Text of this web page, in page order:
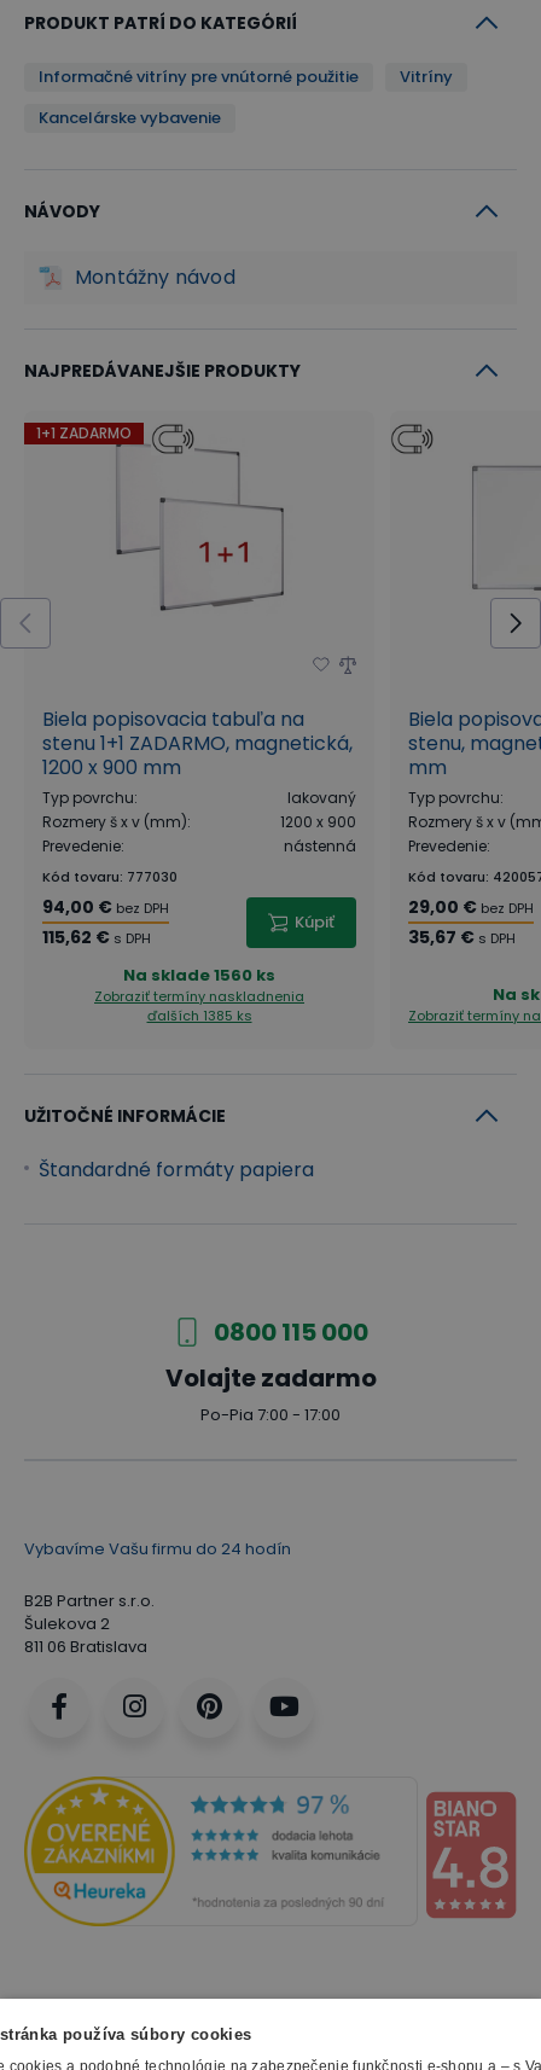
PRODUKT PATRÍ DO KATEGÓRIÍ
Informačné vitríny pre vnútorné použitie
Vitríny
Kancelárske vybavenie
NÁVODY
Montážny návod
NAJPREDÁVANEJŠIE PRODUKTY
1+1 ZADARMO
Biela popisovacia tabuľa na
stenu 1+1 ZADARMO, magnetická,
1200 x 900 mm
Typ povrchu:
lakovaný
Rozmery š x v (mm):
1200 x 900
Prevedenie: nástenná
Kód tovaru: 777030
94,00 € bez DPH
115,62 € s DPH
Kúpiť
Na sklade1560 ks
Zobraziť termíny naskladnenia
ďalších 1385 ks
Biela
stenu,
mm
Typ povrchu:
Rozmery š x v
Prevedenie:
Kód tovaru:
29,00 € bez DPH
35,67 € s DPH
Na
Zobraziť termíny
UŽITOČNÉ INFORMÁCIE
Štandardné formáty papiera
0800 115 000
Volajte zadarmo
Po-Pia 7:00 - 17:00
Vybavíme Vašu firmu do 24 hodín
B2B Partner s.r.o.
Šulekova 2
811 06 Bratislava
NAKUPOVANIE
používa súbory cookies
cookies a podobné technológie na zabezpečenie funkčnosti e-shopu a – s